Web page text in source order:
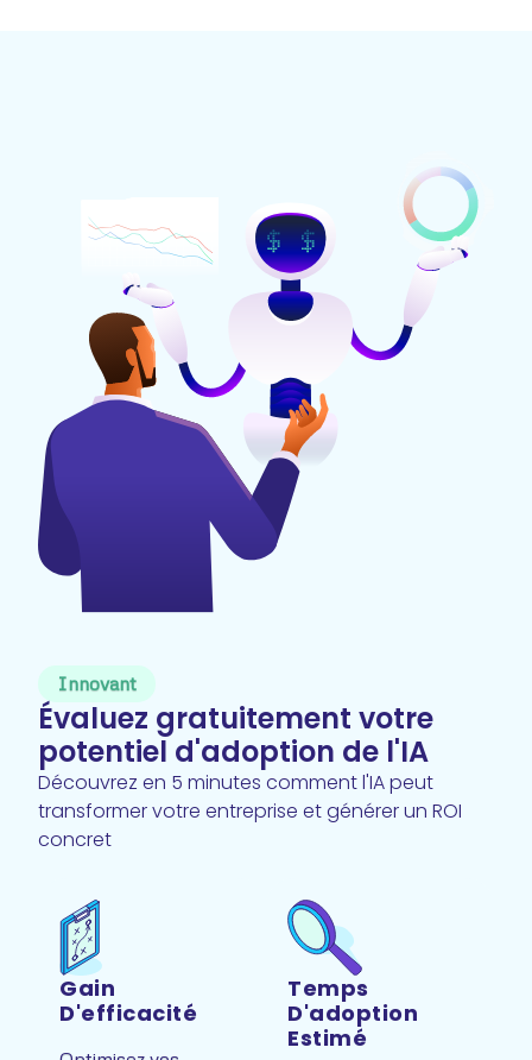
Innovant
Évaluez gratuitement votre
potentiel d'adoption de l'IA
Découvrez en 5 minutes comment l'IA peut
transformer votre entreprise et générer un ROI
concret
Gain
D'efficacité
Temps
D'adoption
Estimé